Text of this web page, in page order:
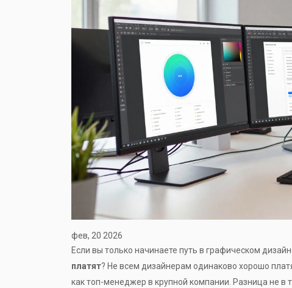
фев, 20 2026
Если вы только начинаете путь в графическом
платят? Не всем дизайнерам одинаково хорошо
как топ-менеджер в крупной компании. Разница не в